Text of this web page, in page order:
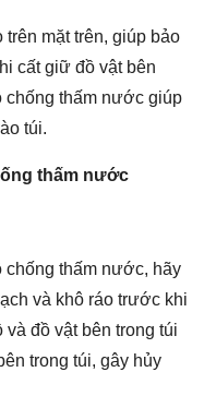
mặt trên, giúp bảo
cất giữ đồ vật bên
chống thấm nước giúp
túi.
thấm nước
thấm nước, hãy
và khô ráo trước khi
đồ vật bên trong túi
trong túi, gây hủy